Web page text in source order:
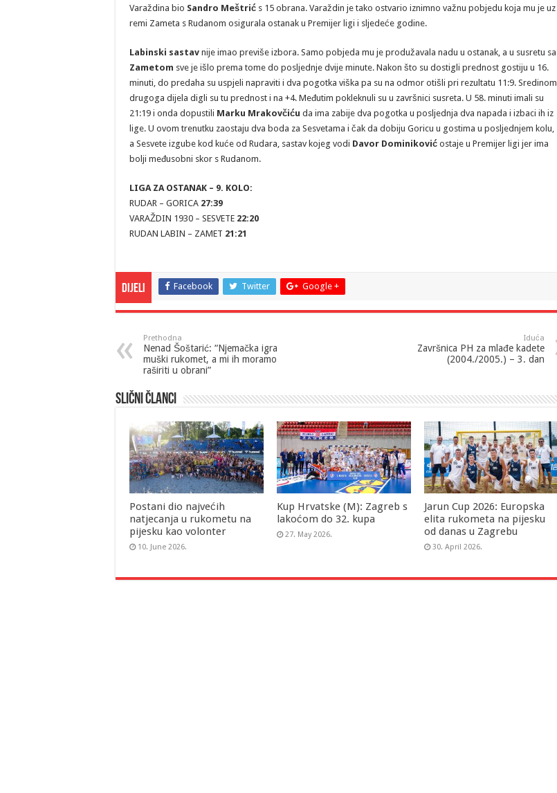
Varaždina bio Sandro Meštrić s 15 obrana. Varaždin je tako ostvario iznimno važnu pobjedu koja mu je uz
remi Zameta s Rudanom osigurala ostanak u Premijer ligi i sljedeće godine.
Labinski sastav nije imao previše izbora. Samo pobjeda mu je produžavala nadu u ostanak, a u susretu sa
Zametom sve je išlo prema tome do posljednje dvije minute. Nakon što su dostigli prednost gostiju u 16.
minuti, do predaha su uspjeli napraviti i dva pogotka viška pa su na odmor otišli pri rezultatu 11:9. Sredinom
drugoga dijela digli su tu prednost i na +4. Međutim pokleknuli su u završnici susreta. U 58. minuti imali su
21:19 i onda dopustili Marku Mrakovčiću da ima zabije dva pogotka u posljednja dva napada i izbaci ih iz
lige. U ovom trenutku zaostaju dva boda za Sesvetama i čak da dobiju Goricu u gostima u posljednjem kolu,
a Sesvete izgube kod kuće od Rudara, sastav kojeg vodi Davor Dominiković ostaje u Premijer ligi jer ima
bolji međusobni skor s Rudanom.
LIGA ZA OSTANAK – 9. KOLO:
RUDAR – GORICA 27:39
VARAŽDIN 1930 – SESVETE 22:20
RUDAN LABIN – ZAMET 21:21
Dijeli Facebook Twitter Google +
Prethodna
Nenad Šoštarić: “Njemačka igra
muški rukomet, a mi ih moramo
raširiti u obrani”
Iduća
Završnica PH za mlađe kadete
(2004./2005.) – 3. dan
Slični članci
Postani dio najvećih
natjecanja u rukometu na
pijesku kao volonter
10. June 2026.
Kup Hrvatske (M): Zagreb s
lakoćom do 32. kupa
27. May 2026.
Jarun Cup 2026: Europska
elita rukometa na pijesku
od danas u Zagrebu
30. April 2026.